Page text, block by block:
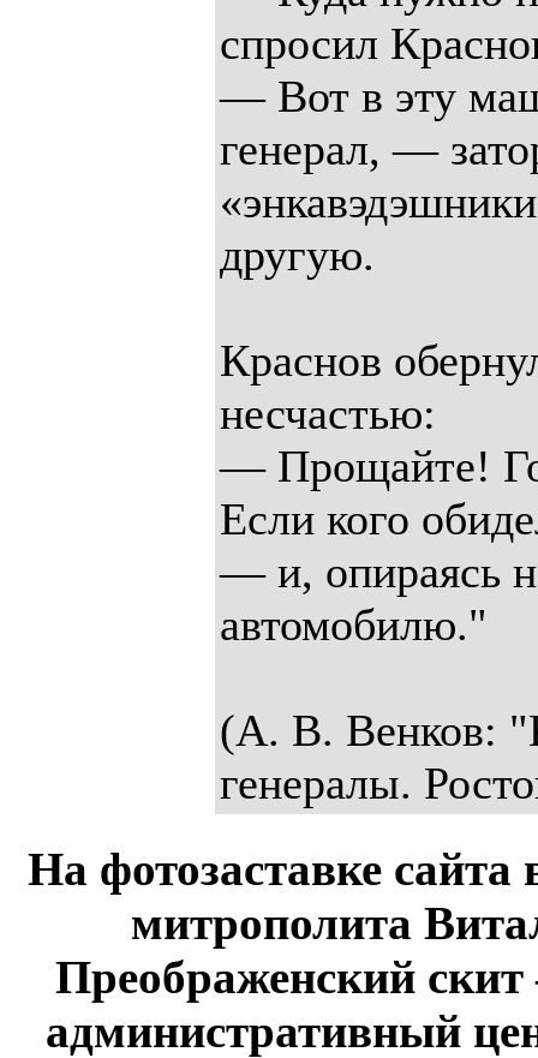
спросил
— Вот в эту
генерал, —
другую.
Краснов
несчастью:
— Прощайте!
Если кого
— и, опираясь
автомобилю."
(А. В. Венков:
генералы.
На фотозаставке сайта
митрополита
Преображенский
административный